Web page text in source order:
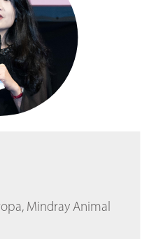
Mindray Animal